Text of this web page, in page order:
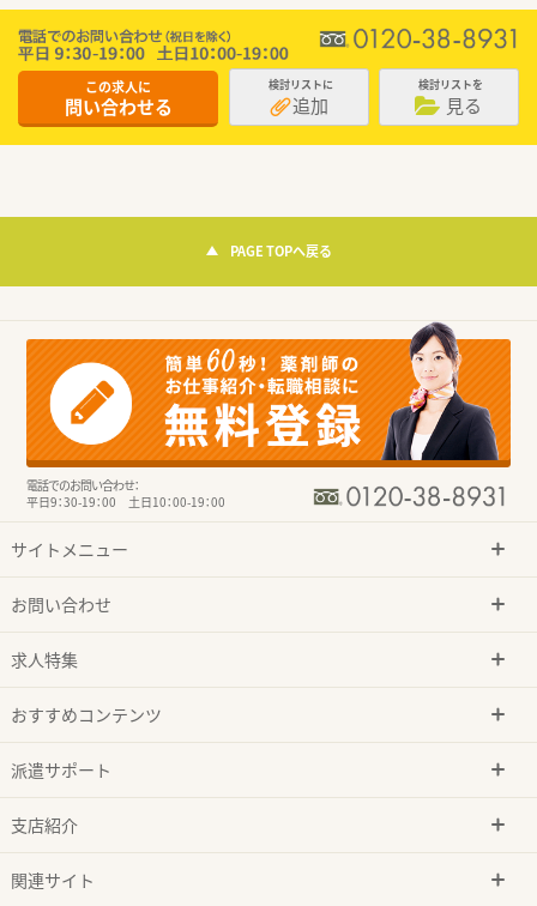
この求人に
問い合わせる
検討リストに
追加
検討リストを
見る
PAGE TOPへ戻る
電話でのお問い合わせ：
平日9：30-19：00 土日10：00-19：00
サイトメニュー
お問い合わせ
求人特集
おすすめコンテンツ
派遣サポート
支店紹介
関連サイト